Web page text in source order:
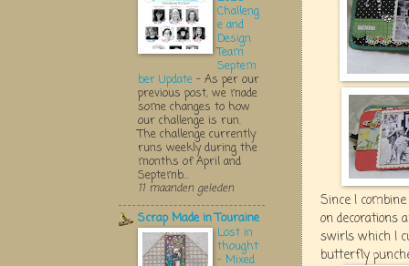
Since I
on decorations
swirls which I
butter fly
Challeng
e and
Design
Team
Septem
ber Update - As per our
previous post, we made
some changes to how
our challenge is run.
The challenge currently
runs weekly during the
months of April and
Septemb...
11 maanden geleden
Scrap Made in Touraine
Lost in
thought
- Mixed